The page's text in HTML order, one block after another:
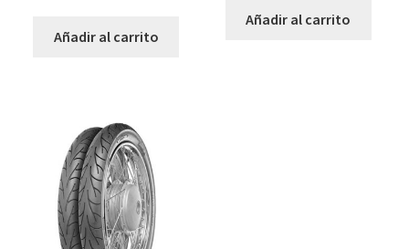
Añadir al carrito
Añadir al carrito